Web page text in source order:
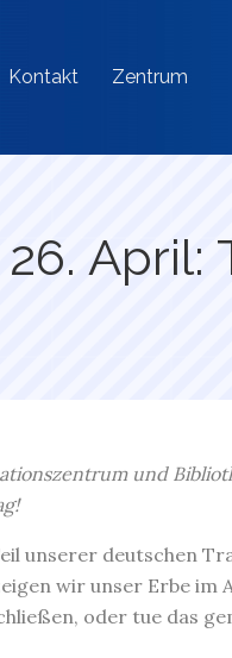
Kontakt Zentrum
26. April:
und
unserer deutschen
wir unser Erbe
oder tue das